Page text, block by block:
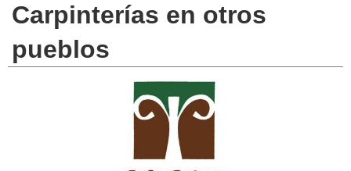
Carpinterías en otros
pueblos